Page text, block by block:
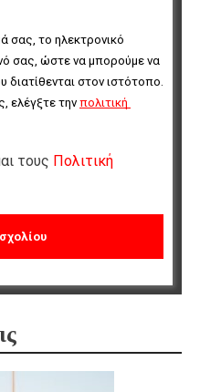
σας, το ηλεκτρονικό
σας, ώστε να μπορούμε να
στον ιστότοπο.
ελέγξτε την πολιτική
τους Πολιτική